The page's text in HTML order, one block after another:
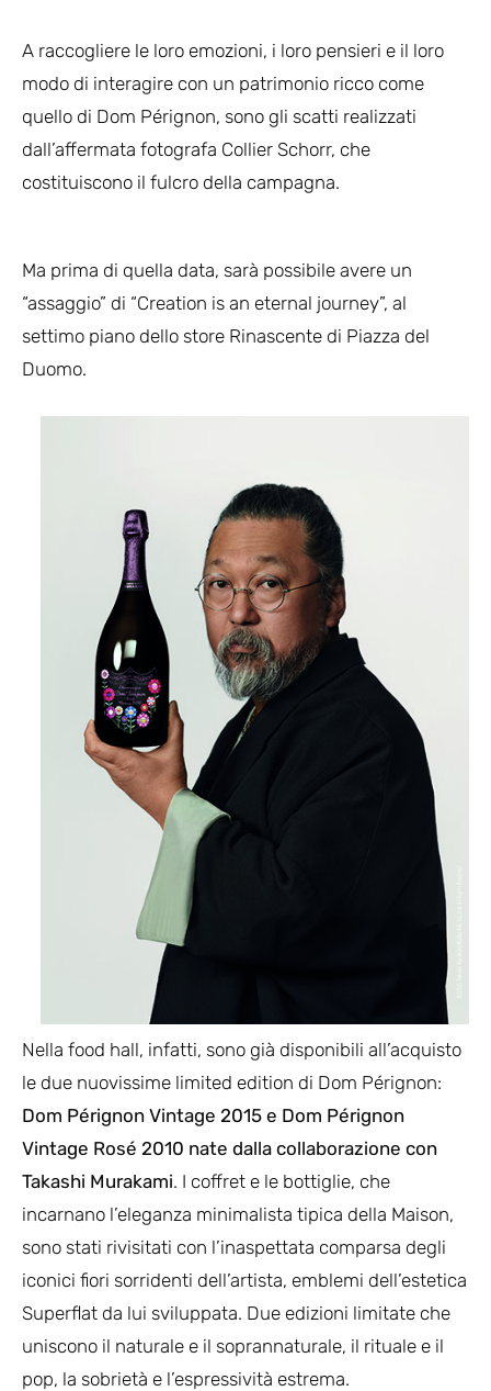
A raccogliere le loro emozioni, i loro pensieri e il loro
modo di interagire con un patrimonio ricco come
quello di Dom Pérignon, sono gli scatti realizzati
dall’affermata fotografa Collier Schorr, che
costituiscono il fulcro della campagna.
Ma prima di quella data, sarà possibile avere un
“assaggio” di “Creation is an eternal journey”, al
settimo piano dello store Rinascente di Piazza del
Duomo.
Nella food hall, infatti, sono già disponibili all’acquisto
le due nuovissime limited edition di Dom Pérignon:
Dom Pérignon Vintage 2015 e Dom Pérignon
Vintage Rosé 2010 nate dalla collaborazione con
Takashi Murakami. I coffret e le bottiglie, che
incarnano l’eleganza minimalista tipica della Maison,
sono stati rivisitati con l’inaspettata comparsa degli
iconici fiori sorridenti dell’artista, emblemi dell’estetica
Superflat da lui sviluppata. Due edizioni limitate che
uniscono il naturale e il soprannaturale, il rituale e il
pop, la sobrietà e l’espressività estrema.